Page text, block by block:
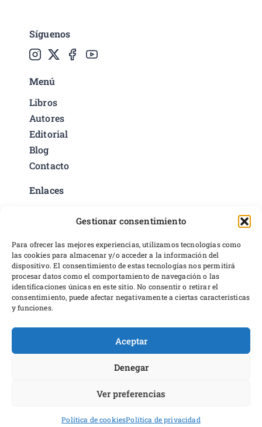
Gestionar consentimiento
Para ofrecer las mejores experiencias, utilizamos tecnologías como
las cookies para almacenar y/o acceder a la información del
dispositivo. El consentimiento de estas tecnologías nos permitirá
procesar datos como el comportamiento de navegación o las
identificaciones únicas en este sitio. No consentir o retirar el
consentimiento, puede afectar negativamente a ciertas características
y funciones.
Aceptar
Denegar
Ver preferencias
Política de cookiesPolítica de privacidad
Síguenos
Menú
Libros
Autores
Editorial
Blog
Contacto
Enlaces
Condiciones del servicio
Preferencias de cookies
Políticas de devoluciones y reembolsos
Desarrollo web
Proyecto financiado por Dirección General del Libro y Fomento a
la Lectura, Ministerio de Cultura y Deporte